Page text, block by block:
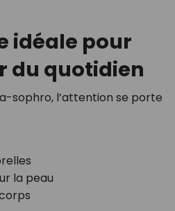
idéale pour
du quotidien
sophro, l’attention se porte
la peau